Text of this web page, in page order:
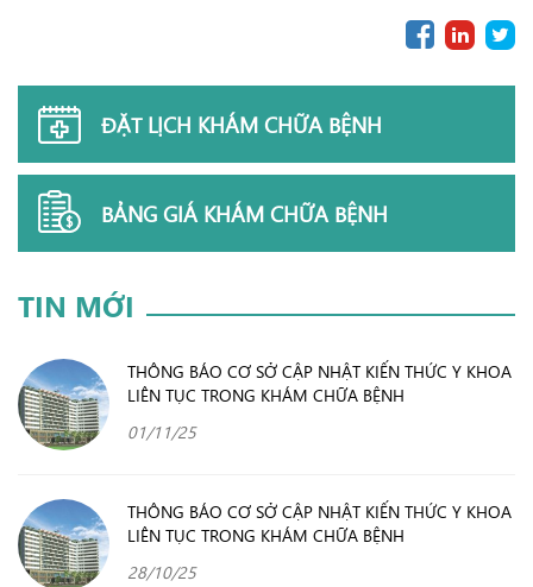
ĐẶT LỊCH KHÁM CHỮA BỆNH
BẢNG GIÁ KHÁM CHỮA BỆNH
TIN MỚI
THÔNG BÁO CƠ SỞ CẬP NHẬT KIẾN THỨC Y KHOA
LIÊN TỤC TRONG KHÁM CHỮA BỆNH
01/11/25
THÔNG BÁO CƠ SỞ CẬP NHẬT KIẾN THỨC Y KHOA
LIÊN TỤC TRONG KHÁM CHỮA BỆNH
28/10/25